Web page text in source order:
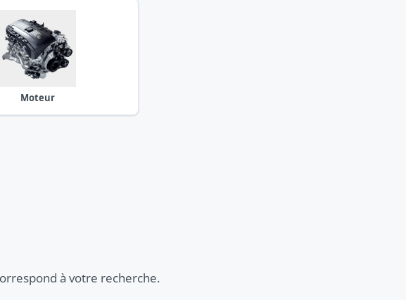
Moteur
à votre recherche.